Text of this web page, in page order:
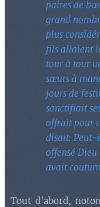
paires de
grand
plus
fils allaient
tour à tour
sœurs à
jours de
sanctifiait
offrait pour
disait: Peut-
offensé Dieu
avait
Tout d'abord,